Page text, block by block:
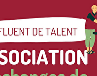
Exporter les lignes
Exporter toutes les
Exporter
Menu
?>